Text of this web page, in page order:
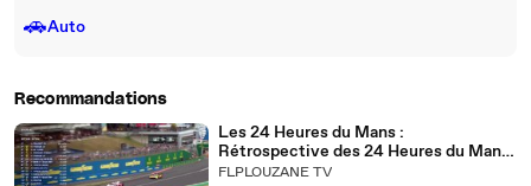
🚗Auto
Recommandations
Les 24 Heures du Mans :
Rétrospective des 24 Heures du Mans
2025
FLPLOUZANE TV